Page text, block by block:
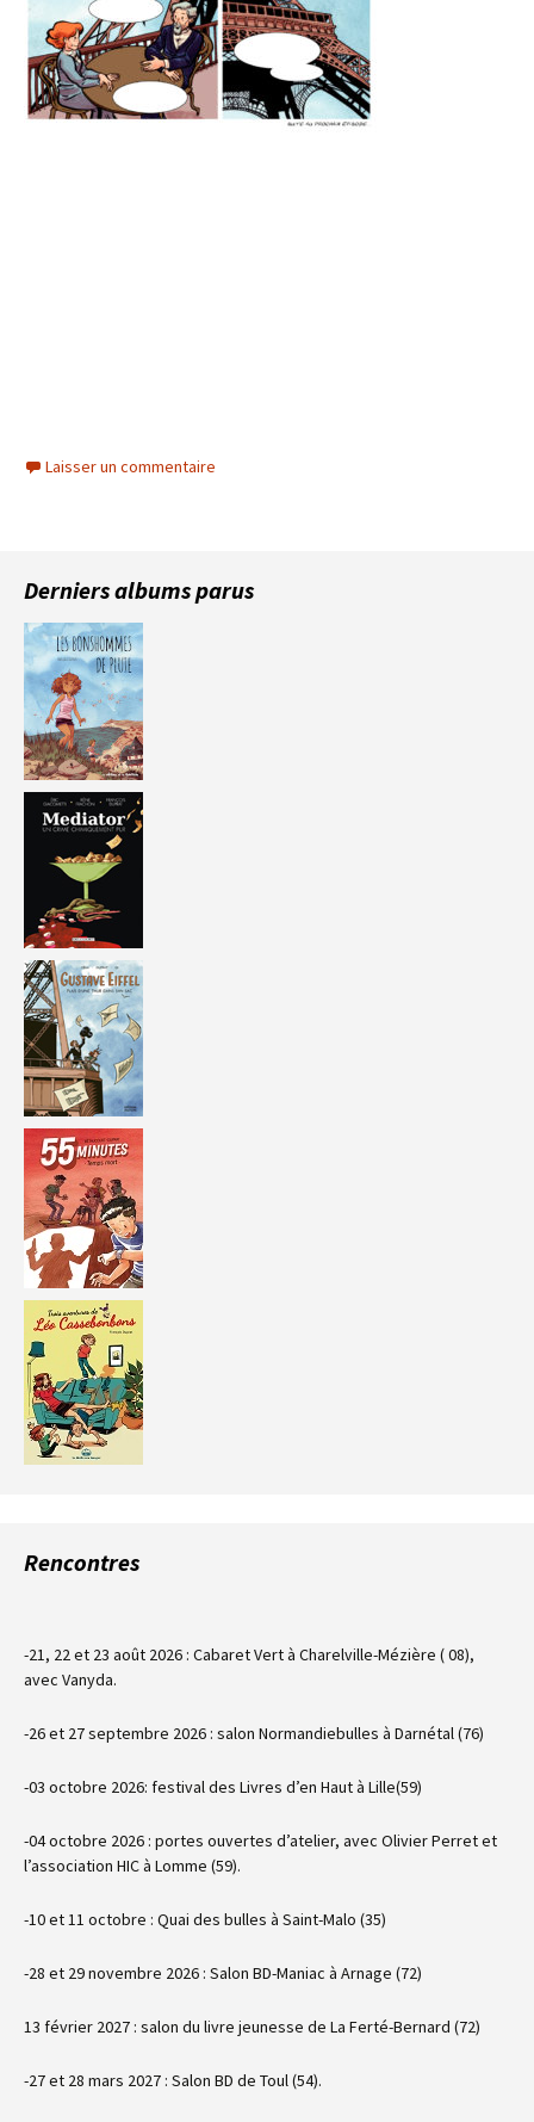
Laisser un commentaire
Derniers albums parus
Rencontres
-21, 22 et 23 août 2026 : Cabaret Vert à Charelville-Mézière ( 08),
avec Vanyda.
-26 et 27 septembre 2026 : salon Normandiebulles à Darnétal (76)
-03 octobre 2026: festival des Livres d’en Haut à Lille(59)
-04 octobre 2026 : portes ouvertes d’atelier, avec Olivier Perret et
l’association HIC à Lomme (59).
-10 et 11 octobre : Quai des bulles à Saint-Malo (35)
-28 et 29 novembre 2026 : Salon BD-Maniac à Arnage (72)
13 février 2027 : salon du livre jeunesse de La Ferté-Bernard (72)
-27 et 28 mars 2027 : Salon BD de Toul (54).